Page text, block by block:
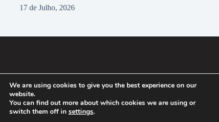
17 de Julho, 2026
Política de Privacidade
2007 - 2026 ®
Recafacil S.L.
We are using cookies to give you the best experience on our
website.
You can find out more about which cookies we are using or
switch them off in settings.